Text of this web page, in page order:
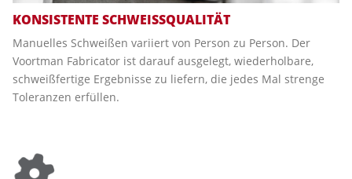
KONSISTENTE SCHWEISSQUALITÄT
Manuelles Schweißen variiert von Person zu Person. Der
Voortman Fabricator ist darauf ausgelegt, wiederholbare,
schweißfertige Ergebnisse zu liefern, die jedes Mal strenge
Toleranzen erfüllen.